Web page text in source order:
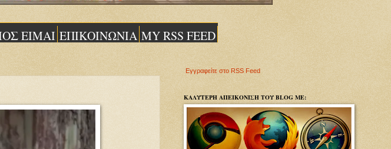
ΕΙΜΑΙ ΕΠΙΚΟΙΝΩΝΙΑ MY RSS FEED
Εγγραφείτε στο RSS Feed
ΚΑΛΥΤΕΡΗ ΑΠΕΙΚΟΝΙΣΗ ΤΟΥ BLOG ΜΕ: